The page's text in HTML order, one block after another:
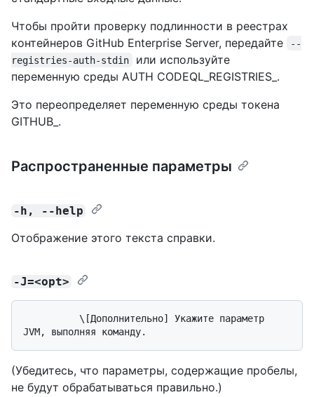
Чтобы пройти проверку подлинности в реестрах
контейнеров GitHub Enterprise Server, передайте
--
registries-auth-stdin
или используйте
переменную среды AUTH CODEQL_REGISTRIES_.
Это переопределяет переменную среды токена
GITHUB_.
Распространенные параметры
-h, --help
Отображение этого текста справки.
-J=<opt>
(Убедитесь, что параметры, содержащие пробелы,
не будут обрабатываться правильно.)